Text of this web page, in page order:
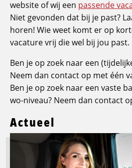
website of wij een passende
Niet gevonden dat bij je past?
horen! Wie weet komt er op
vacature vrij die wel bij jou past.
Ben je op zoek naar een
Neem dan contact op met één
Ben je op zoek naar een vaste
wo-niveau? Neem dan contact
Actueel
Lees